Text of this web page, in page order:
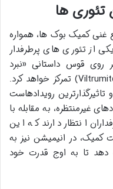
ها
غنی کمیک بوک ها، همواره
از تئوری های پرطرفدار
قوس داستانی «نبرد
امپراتوری ویلترومایت» (Viltrumite Empire War) تمرکز خواهد کرد.
رویدادهاست
غیرمنتظره، به مقابله با
انتظار دارند که این
در انیمیشن نیز به
تا به اوج قدرت خود